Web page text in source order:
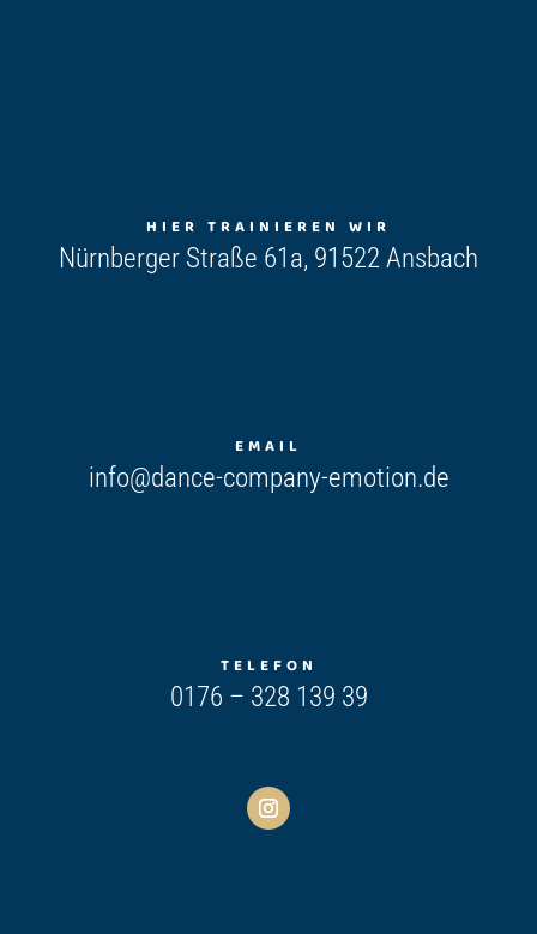
HIER TRAINIEREN WIR
Nürnberger Straße 61a, 91522 Ansbach
EMAIL
info@dance-company-emotion.de
TELEFON
0176 – 328 139 39